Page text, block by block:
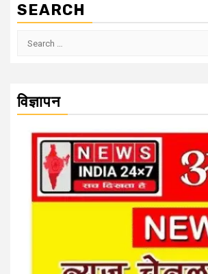
SEARCH
Search
विज्ञापन